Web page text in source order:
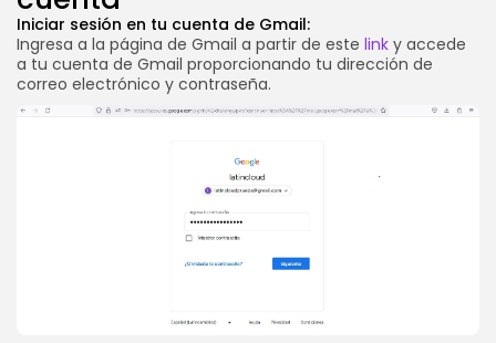
CATEGORÍAS DE TENDENCIA
Tutoriales
112 Artículos
Novedades
Iniciar sesión en tu cuenta de Gmail:
Ingresa a la página de Gmail a partir de este link y accede
a tu cuenta de Gmail proporcionando tu dirección de
correo electrónico y contraseña.